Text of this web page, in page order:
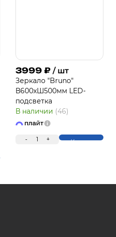
3999 ₽ / шт
Зеркало "Bruno"
В600хШ500мм LED-
подсветка
В наличии (46)
- 1 + Купить